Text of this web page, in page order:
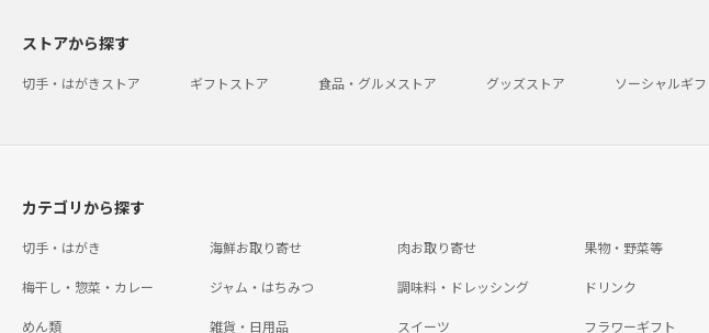
ストアから探す
切手・はがきストア ギフトストア 食品・グルメストア グッズストア ソーシャルギ
カテゴリから探す
切手・はがき 海鮮お取り寄せ 肉お取り寄せ 果物・野菜等
梅干し・惣菜・カレー ジャム・はちみつ 調味料・ドレッシング ドリンク
めん類 雑貨・日用品 スイーツ フラワーギフト